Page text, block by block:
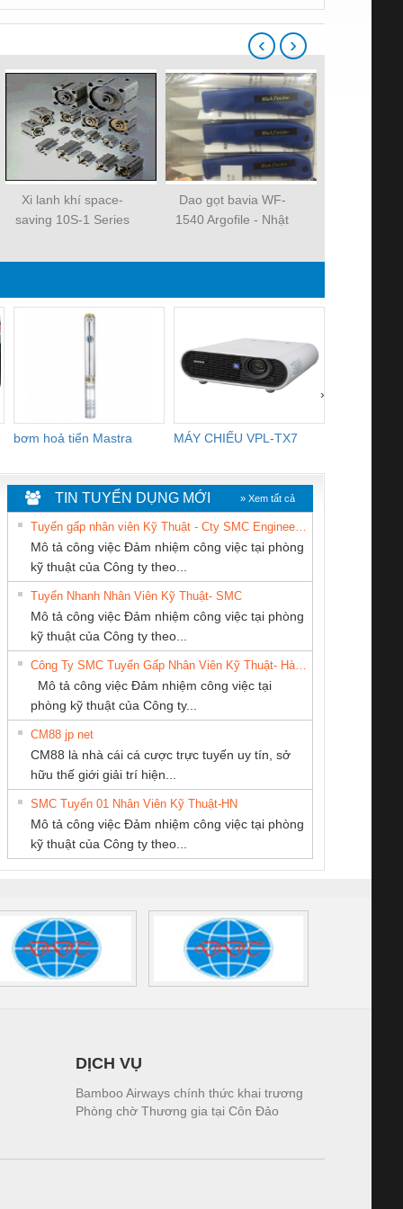
Xi lanh khí space-
saving 10S-1 Series
Dao gọt bavia WF-
1540 Argofile - Nhật
‹ ›
bơm hoả tiển Mastra MÁY CHIẾU VPL-TX7
›
An Toàn
Contact
– PSR-
SCP-
FSP/2X1/1X2
sát chuỗi
tấm pin
16I+
(2502520000)
Bộ giám sát chuỗi
tấm pin
TRANSCLINIC 16I+
1K5 L (2433950000)
Bộ giám sát dòng
TRANSCLINIC 16I+
(2008130000)
điện TRANSCLINIC
BKE 1K5.4
(7791400879)2. Giá
Nẹp nhôm chống
trơn Đà Nẵng
Ty TNHH
Bị Điện Nam
Thịnh
CÔNG TY TNHH
KINH DOANH
DỊCH VỤ XNK
PHƯƠNG NAM
Tan Dong Cang
TY CP TỰ
TIẾN
PHẦN TỰ ĐỘNG
TIẾN HƯNG
KỸ THUẬT KTECH
TIN TUYỂN DỤNG MỚI » Xem tất cả
Tuyển gấp nhân viên Kỹ Thuật - Cty SMC Engineering
Mô tả công việc Đảm nhiệm công việc tại phòng
kỹ thuật của Công ty theo...
Tuyển Nhanh Nhân Viên Kỹ Thuật- SMC
Mô tả công việc Đảm nhiệm công việc tại phòng
kỹ thuật của Công ty theo...
Công Ty SMC Tuyển Gấp Nhân Viên Kỹ Thuật- Hà Nội
Mô tả công việc Đảm nhiệm công việc tại
phòng kỹ thuật của Công ty...
CM88 jp net
CM88 là nhà cái cá cược trực tuyến uy tín, sở
hữu thế giới giải trí hiện...
SMC Tuyển 01 Nhân Viên Kỹ Thuật-HN
Mô tả công việc Đảm nhiệm công việc tại phòng
kỹ thuật của Công ty theo...
DỊCH VỤ
Bamboo Airways chính thức khai trương
Phòng chờ Thương gia tại Côn Đảo